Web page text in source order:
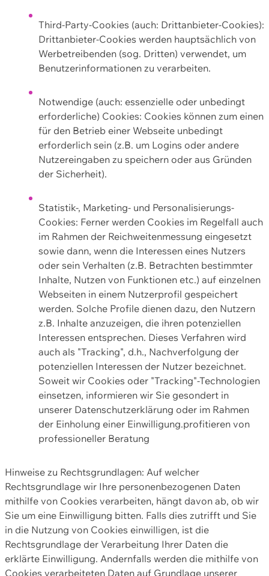
Third-Party-Cookies (auch: Drittanbieter-Cookies):
Drittanbieter-Cookies werden hauptsächlich von
Werbetreibenden (sog. Dritten) verwendet, um
Benutzerinformationen zu verarbeiten.
Notwendige (auch: essenzielle oder unbedingt
erforderliche) Cookies: Cookies können zum einen
für den Betrieb einer Webseite unbedingt
erforderlich sein (z.B. um Logins oder andere
Nutzereingaben zu speichern oder aus Gründen
der Sicherheit).
Statistik-, Marketing- und Personalisierungs-
Cookies: Ferner werden Cookies im Regelfall auch
im Rahmen der Reichweitenmessung eingesetzt
sowie dann, wenn die Interessen eines Nutzers
oder sein Verhalten (z.B. Betrachten bestimmter
Inhalte, Nutzen von Funktionen etc.) auf einzelnen
Webseiten in einem Nutzerprofil gespeichert
werden. Solche Profile dienen dazu, den Nutzern
z.B. Inhalte anzuzeigen, die ihren potenziellen
Interessen entsprechen. Dieses Verfahren wird
auch als "Tracking", d.h., Nachverfolgung der
potenziellen Interessen der Nutzer bezeichnet.
Soweit wir Cookies oder "Tracking"-Technologien
einsetzen, informieren wir Sie gesondert in
unserer Datenschutzerklärung oder im Rahmen
der Einholung einer Einwilligung.profitieren von
professioneller Beratung
Hinweise zu Rechtsgrundlagen: Auf welcher
Rechtsgrundlage wir Ihre personenbezogenen Daten
mithilfe von Cookies verarbeiten, hängt davon ab, ob wir
Sie um eine Einwilligung bitten. Falls dies zutrifft und Sie
in die Nutzung von Cookies einwilligen, ist die
Rechtsgrundlage der Verarbeitung Ihrer Daten die
erklärte Einwilligung. Andernfalls werden die mithilfe von
Cookies verarbeiteten Daten auf Grundlage unserer